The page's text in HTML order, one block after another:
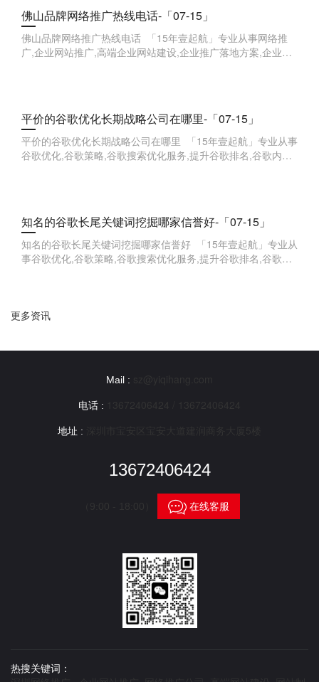
佛山品牌网络推广热线电话-「07-15」
佛山品牌网络推广热线电话 「15年壹起航」专业从事网络推
广,企业网站推广,高端企业网站建设,企业推广落地方案,企业品
平价的谷歌优化长期战略公司在哪里-「07-15」
平价的谷歌优化长期战略公司在哪里 「15年壹起航」专业从事
谷歌优化,谷歌策略,谷歌搜索优化服务,提升谷歌排名,谷歌内容
知名的谷歌长尾关键词挖掘哪家信誉好-「07-15」
知名的谷歌长尾关键词挖掘哪家信誉好 「15年壹起航」专业从
事谷歌优化,谷歌策略,谷歌搜索优化服务,提升谷歌排名,谷歌内
更多资讯
Mail :
电话 :
地址 :
13672406424
在线客服
热搜关键词：